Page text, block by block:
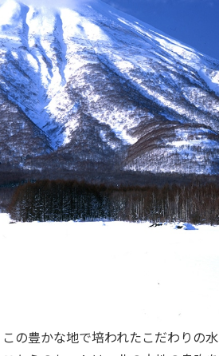
の豊かな地で培われたこだわりの水